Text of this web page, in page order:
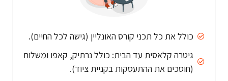
כולל את כל תכני קורס האונליין (גישה לכל החיים).
גיטרה קלאסית עד הבית: כולל נרתיק, קאפו ומשלוח
(חוסכים את ההתעסקות בקניית ציוד).